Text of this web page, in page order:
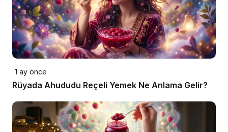
1 ay önce
Rüyada Ahududu Reçeli Yemek Ne Anlama Gelir?